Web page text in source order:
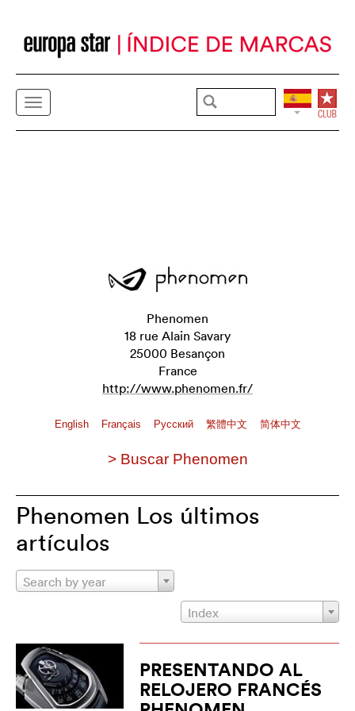
Phenomen
18 rue Alain Savary
25000 Besançon
France
http://www.phenomen.fr/
English Français Pусский 繁體中文 简体中文
> Buscar Phenomen
Phenomen Los últimos
artículos
Search by year
Index
PRESENTANDO AL
RELOJERO FRANCÉS